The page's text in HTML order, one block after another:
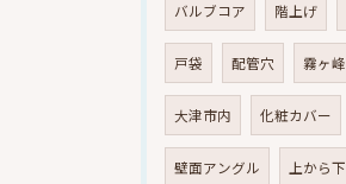
バルブコア 階上げ
戸袋 配管穴 霧ヶ峰
大津市内 化粧カバー
壁面アングル 上から下